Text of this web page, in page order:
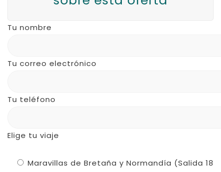
Tu nombre
Tu correo electrónico
Tu teléfono
Elige tu viaje
Maravillas de Bretaña y Normandía (Salida 18